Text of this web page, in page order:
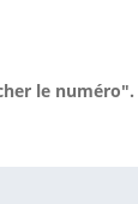
le numéro".